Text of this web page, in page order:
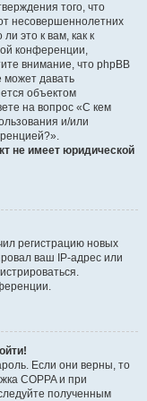
того, что
несовершеннолетних
это к вам, как к
конференции,
внимание, что phpBB
может давать
объектом
на вопрос «С кем
и/или
не имеет юридической
регистрацию новых
ваш IP-адрес или
Если они верны, то
COPPA и при
полученным